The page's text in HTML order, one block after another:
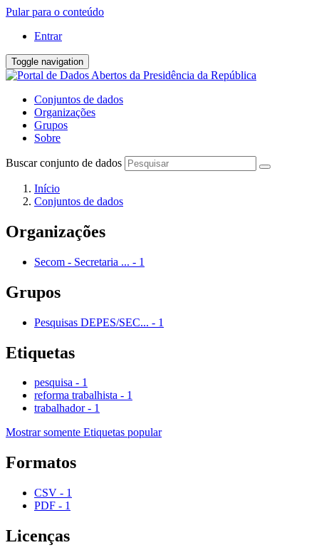
Pular para o conteúdo
Entrar
Toggle navigation
Conjuntos de dados
Organizações
Grupos
Sobre
Buscar conjunto de dados
Início
Conjuntos de dados
Organizações
Secom - Secretaria ... - 1
Grupos
Pesquisas DEPES/SEC... - 1
Etiquetas
pesquisa - 1
reforma trabalhista - 1
trabalhador - 1
Mostrar somente Etiquetas popular
Formatos
CSV - 1
PDF - 1
Licenças